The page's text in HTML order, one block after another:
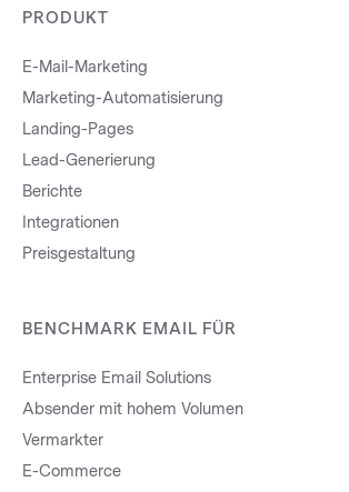
PRODUKT
E-Mail-Marketing
Marketing-Automatisierung
Landing-Pages
Lead-Generierung
Berichte
Integrationen
Preisgestaltung
BENCHMARK EMAIL FÜR
Enterprise Email Solutions
Absender mit hohem Volumen
Vermarkter
E-Commerce